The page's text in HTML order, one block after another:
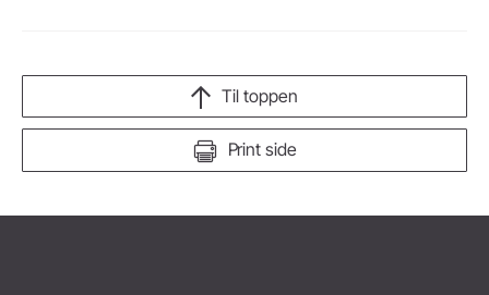
Print side
Til toppen